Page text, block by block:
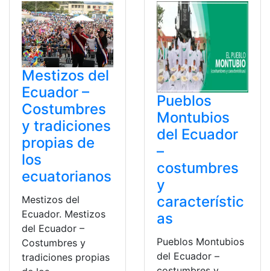
Mestizos del
Ecuador –
Costumbres
y tradiciones
propias de
los
ecuatorianos
Mestizos del
Ecuador. Mestizos
del Ecuador –
Costumbres y
tradiciones propias
Pueblos
Montubios
del Ecuador
–
costumbres
y
característic
as
Pueblos Montubios
del Ecuador –